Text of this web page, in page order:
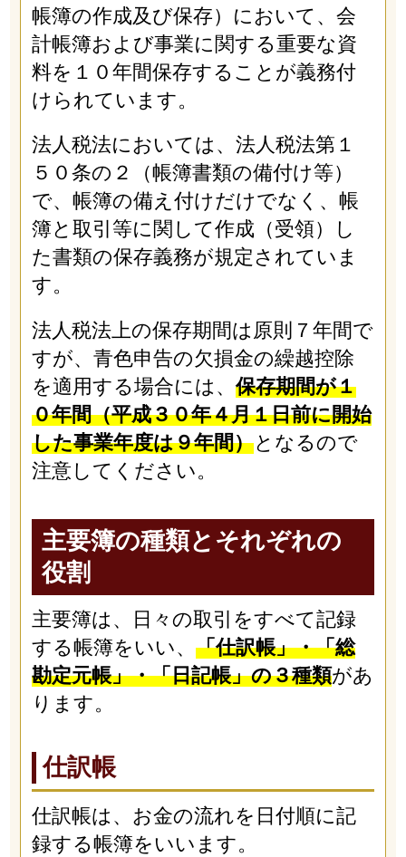
帳簿の作成及び保存）において、会
計帳簿および事業に関する重要な資
料を１０年間保存することが義務付
けられています。
法人税法においては、法人税法第１
５０条の２（帳簿書類の備付け等）
で、帳簿の備え付けだけでなく、帳
簿と取引等に関して作成（受領）し
た書類の保存義務が規定されていま
す。
法人税法上の保存期間は原則７年間で
すが、青色申告の欠損金の繰越控除
を適用する場合には、 保存期間が１
０年間（平成３０年４月１日前に開始
した事業年度は９年間）となるので
注意してください。
主要簿の種類とそれぞれの
役割
主要簿は、日々の取引をすべて記録
する帳簿をいい、 「仕訳帳」・「総
勘定元帳」・「日記帳」の３種類があ
ります。
仕訳帳
仕訳帳は、お金の流れを日付順に記
録する帳簿をいいます。